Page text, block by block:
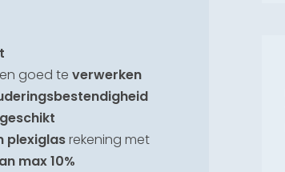
en goed teverwerken
plexiglasrekening met
max 10%